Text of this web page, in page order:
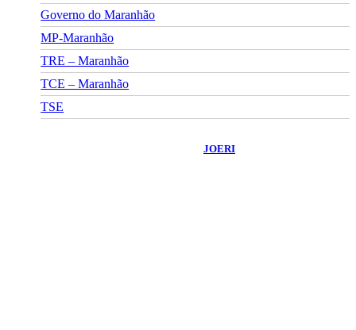
Governo do Maranhão
MP-Maranhão
TRE – Maranhão
TCE – Maranhão
TSE
JOERI